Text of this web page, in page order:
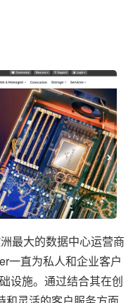
最大的数据中心运营商
一直为私人和企业客户
设施。通过结合其在创